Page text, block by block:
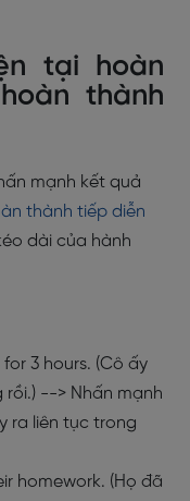
tại hoàn
thành
mạnh kết quả
thành tiếp diễn
dài của hành
3 hours. (Cô ấy
--> Nhấn mạnh
ra liên tục trong
homework. (Họ đã